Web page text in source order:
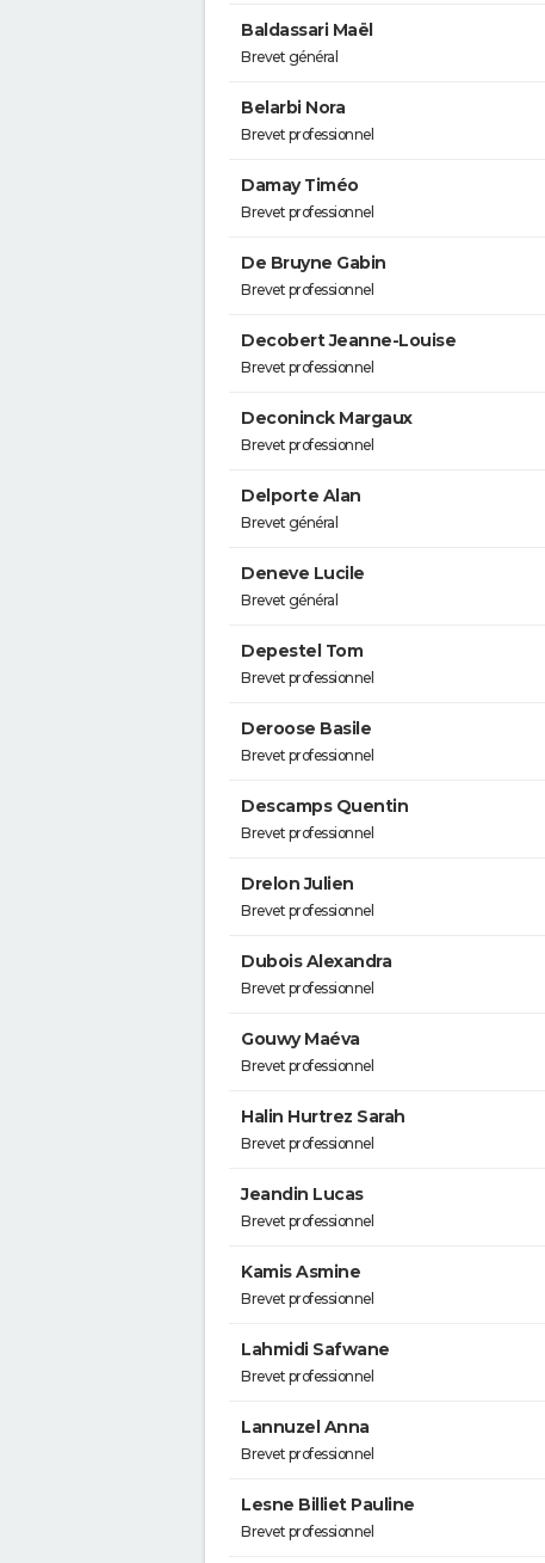
Baldassari Maël
Brevet général
Belarbi Nora
Brevet professionnel
Damay Timéo
Brevet professionnel
De Bruyne Gabin
Brevet professionnel
Decobert Jeanne-Louise
Brevet professionnel
Deconinck Margaux
Brevet professionnel
Delporte Alan
Brevet général
Deneve Lucile
Brevet général
Depestel Tom
Brevet professionnel
Deroose Basile
Brevet professionnel
Descamps Quentin
Brevet professionnel
Drelon Julien
Brevet professionnel
Dubois Alexandra
Brevet professionnel
Gouwy Maéva
Brevet professionnel
Halin Hurtrez Sarah
Brevet professionnel
Jeandin Lucas
Brevet professionnel
Kamis Asmine
Brevet professionnel
Lahmidi Safwane
Brevet professionnel
Lannuzel Anna
Brevet professionnel
Lesne Billiet Pauline
Brevet professionnel